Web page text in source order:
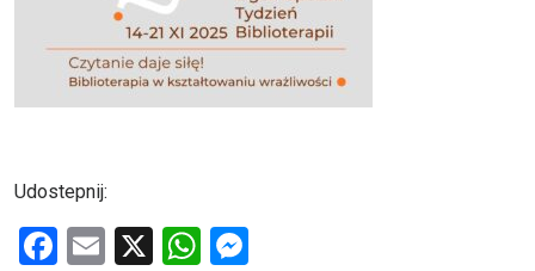
Udostepnij:
F
E
X
W